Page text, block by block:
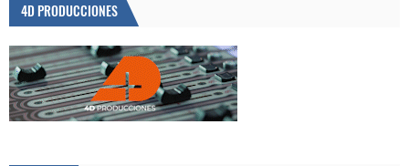
4D PRODUCCIONES